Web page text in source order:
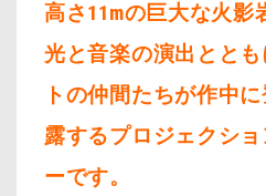
高さ11mの巨大な火影
光と音楽の演出とと
トの仲間たちが作中
露するプロジェクシ
ーです。